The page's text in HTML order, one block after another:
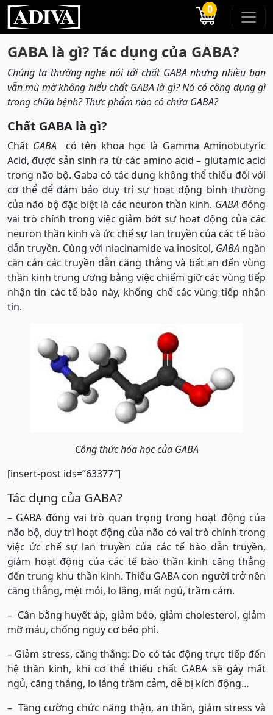
0
GABA là gì? Tác dụng của GABA?
Chúng ta thường nghe nói tới chất GABA nhưng nhiều bạn
vẫn mù mờ không hiểu chất GABA là gì? Nó có công dụng gì
trong chữa bệnh? Thực phẩm nào có chứa GABA?
Chất GABA là gì?
Chất GABA
có tên khoa học là Gamma Aminobutyric
Acid, được sản sinh ra từ các amino acid – glutamic acid
trong não bộ. Gaba có tác dụng không thể thiếu đối với
cơ thể để đảm bảo duy trì sự hoạt động bình thường
của não bộ đặc biệt là các neuron thần kinh. GABAđóng
vai trò chính trong việc giảm bớt sự hoạt động của các
neuron thần kinh và ức chế sự lan truyền của các tế bào
dẫn truyền. Cùng với niacinamide va inositol, GABA ngăn
căn cản các truyền dẫn căng thẳng và bất an đến vùng
thần kinh trung ương bằng việc chiếm giữ các vùng tiếp
nhận tin các tế bào này, khống chế các vùng tiếp nhận
tin.
Công thức hóa học của GABA
[insert-post ids=”63377″]
Tác dụng của GABA?
– GABA đóng vai trò quan trọng trong hoạt động của
não bộ, duy trì hoạt động của não có vai trò chính trong
việc ức chế sự lan truyền của các tế bào dẫn truyền,
giảm hoạt động của các tế bào thần kinh căng thẳng
đến trung khu thần kinh. Thiếu GABA con người trở nên
căng thẳng, mệt mỏi, lo lắng, mất ngủ, trầm cảm.
– Cân bằng huyết áp, giảm béo, giảm cholesterol, giảm
mỡ máu, chống nguy cơ béo phì.
– Giảm stress, căng thẳng: Do có tác động trực tiếp đến
hệ thần kinh, khi cơ thể thiếu chất GABA sẽ gây mất
ngủ, căng thẳng, lo lắng trầm cảm, dễ bị kích động…
– Tăng cường chức năng thận, an thần, giảm stress và